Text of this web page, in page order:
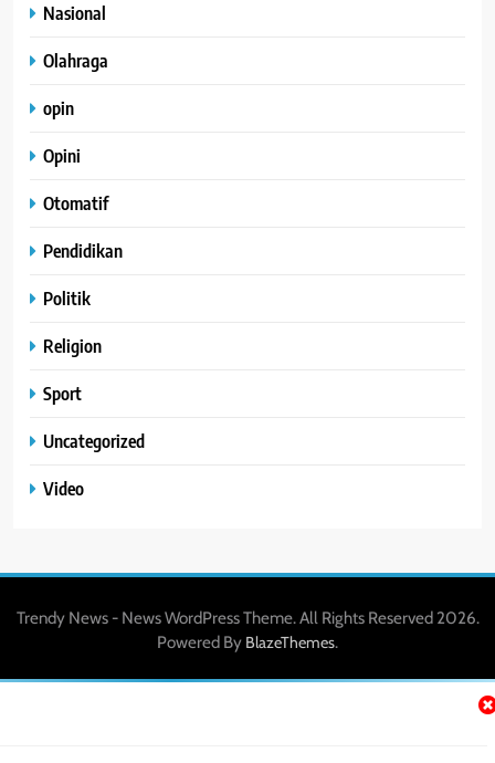
Nasional
Olahraga
opin
Opini
Otomatif
Pendidikan
Politik
Religion
Sport
Uncategorized
Video
Trendy News - News WordPress Theme. All Rights Reserved 2026.
Powered By BlazeThemes.